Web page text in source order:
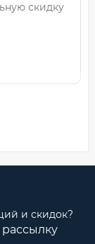
скидку
и скидок?